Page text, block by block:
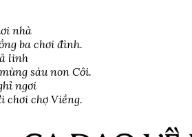
nhà
ba chơi đình.
linh
sáu non Côi.
ngơi
chơi chợ Viềng.